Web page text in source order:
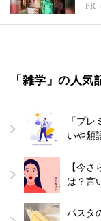
PR
「雑学」の人気
「プ
いや類
【今
は？言
パスタ